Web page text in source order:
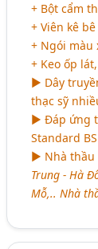
+ Bột cẩm
+ Viên kê
+ Ngói màu
+ Keo ốp
► Dây
thạc sỹ
► Đáp ứng
Standard
► Nhà thầu
Trung - Hà
Mỗ,.. Nhà